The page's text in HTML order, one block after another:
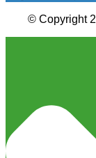
© Copyright